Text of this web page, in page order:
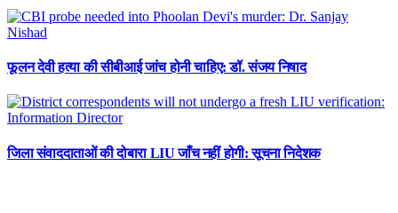
फूलन देवी हत्या की सीबीआई जांच होनी चाहिए: डॉ. संजय निषाद
जिला संवाददाताओं की दोबारा LIU जाँच नहीं होगी: सूचना निदेशक